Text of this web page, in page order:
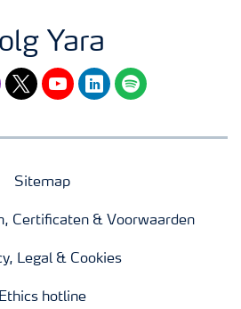
Yara
twitteryoutubelinkedinspotify
Sitemap
Certificaten & Voorwaarden
Legal & Cookies
Ethics hotline